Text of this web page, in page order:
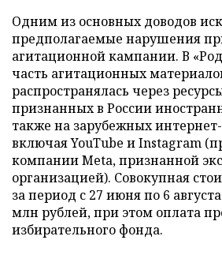
Одним из основных доводов
предполагаемые нарушения
агитационной кампании. В
часть агитационных
распространялась через
признанных в России
также на зарубежных
включая YouTube и Instagram
компании Meta, признанной
организацией). Совокупная
за период с 27 июня по 6
млн рублей, при этом оплата
избирательного фонда.